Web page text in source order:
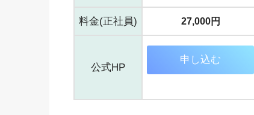
料金(正社員) 27,000円
公式HP
申し込む